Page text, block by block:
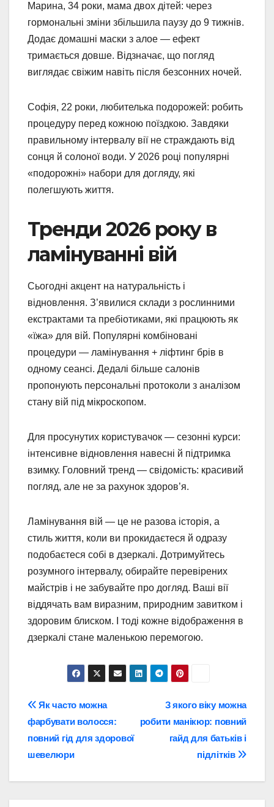
Марина, 34 роки, мама двох дітей: через
гормональні зміни збільшила паузу до 9 тижнів.
Додає домашні маски з алое — ефект
тримається довше. Відзначає, що погляд
виглядає свіжим навіть після безсонних ночей.
Софія, 22 роки, любителька подорожей: робить
процедуру перед кожною поїздкою. Завдяки
правильному інтервалу вії не страждають від
сонця й солоної води. У 2026 році популярні
«подорожні» набори для догляду, які
полегшують життя.
Тренди 2026 року в
ламінуванні вій
Сьогодні акцент на натуральність і
відновлення. З’явилися склади з рослинними
екстрактами та пребіотиками, які працюють як
«їжа» для вій. Популярні комбіновані
процедури — ламінування + ліфтинг брів в
одному сеансі. Дедалі більше салонів
пропонують персональні протоколи з аналізом
стану вій під мікроскопом.
Для просунутих користувачок — сезонні курси:
інтенсивне відновлення навесні й підтримка
взимку. Головний тренд — свідомість: красивий
погляд, але не за рахунок здоров’я.
Ламінування вій — це не разова історія, а
стиль життя, коли ви прокидаєтеся й одразу
подобаєтеся собі в дзеркалі. Дотримуйтесь
розумного інтервалу, обирайте перевірених
майстрів і не забувайте про догляд. Ваші вії
віддячать вам виразним, природним завитком і
здоровим блиском. І тоді кожне відображення в
дзеркалі стане маленькою перемогою.
Навігація
записів
З якого віку можна
робити манікюр: повний
гайд для батьків і
підлітків
Як часто можна
фарбувати волосся:
повний гід для здорової
шевелюри